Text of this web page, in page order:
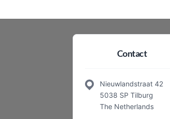
Contact
Nieuwlandstraat 42
5038 SP Tilburg
The Netherlands